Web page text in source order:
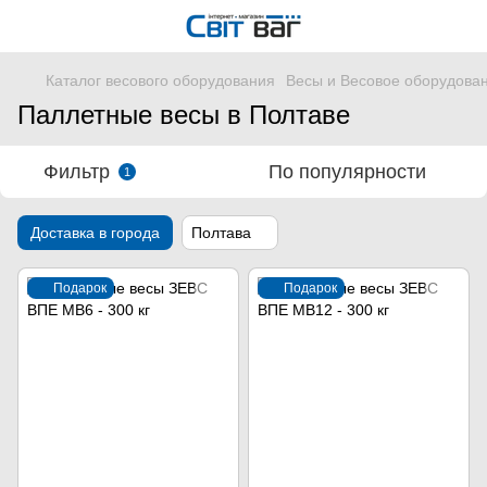
Каталог весового оборудования Весы и Весовое
Паллетные весы в Полтаве
Фильтр 1 По популярности
Доставка в города Полтава
Подарок Подарок